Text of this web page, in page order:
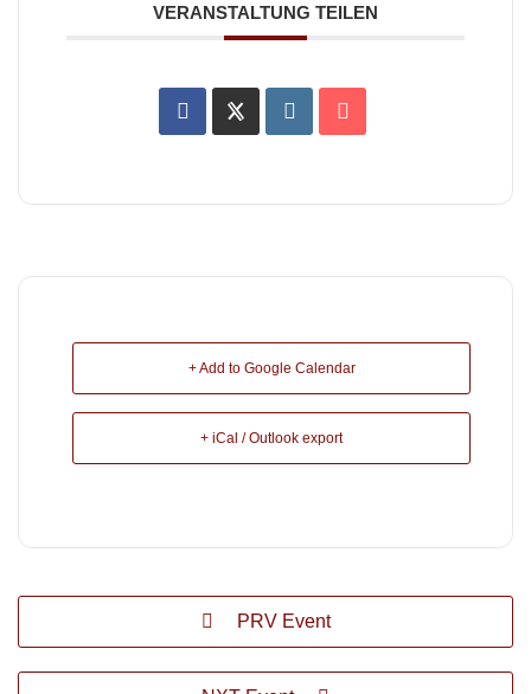
VERANSTALTUNG TEILEN
+ Add to Google Calendar
+ iCal / Outlook export
PRV Event